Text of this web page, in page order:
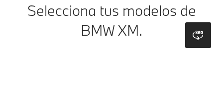
Selecciona tus modelos de
BMW XM.